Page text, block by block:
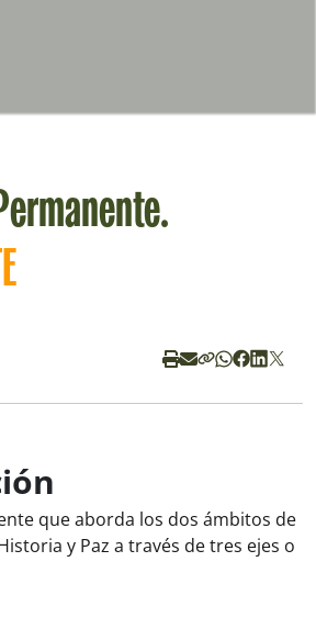
que aborda los dos ámbitos de
y Paz a través de tres ejes o